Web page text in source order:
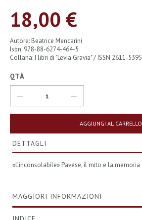
18,00 €
Autore: Beatrice Mencarini
Isbn: 978-88-6274-464-5
Collana: I libri di "Levia Gravia" / ISSN 2611-5395
QTÀ
AGGIUNGI AL CARRELLO
DETTAGLI
«L’inconsolabile» Pavese, il mito e la memoria
MAGGIORI INFORMAZIONI